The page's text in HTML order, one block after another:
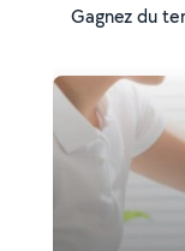
Gagnez du